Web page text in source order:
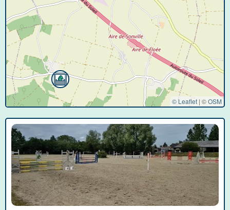
© Leaflet | ©OSM